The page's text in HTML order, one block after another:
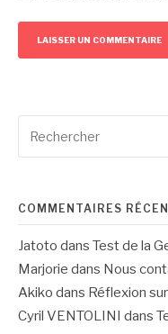
pour
COMMENTAIRES
Jatoto dans Test de la
Marjorie dans Nous
Akiko dans Réflexion
Cyril VENTOLINI dans